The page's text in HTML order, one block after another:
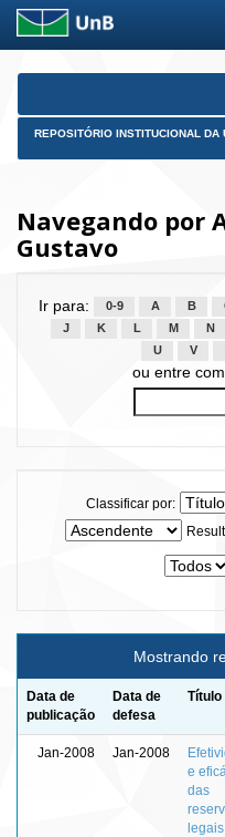
Skip
REPOSITÓRIO INSTITUCIONAL DA
Navegando por
Gustavo
Ir para: 0-9 A B
J
K L M N
U
V
ou entre
Classificar por:
Mostrando
Data de
publicação
Data de
defesa
Título
Jan-2008 Jan-2008
e
das
legais